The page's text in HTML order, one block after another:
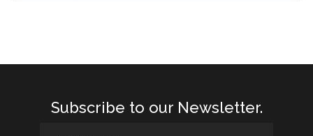
Subscribe to our Newsletter.